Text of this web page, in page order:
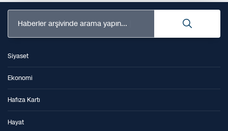
Haberler arşivinde arama yapın...
Siyaset
Ekonomi
Hafıza Kartı
Hayat